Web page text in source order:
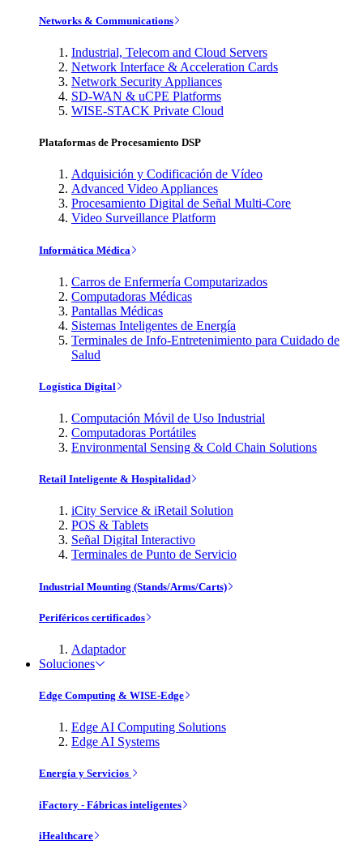
Networks & Communications
Industrial, Telecom and Cloud Servers
Network Interface & Acceleration Cards
Network Security Appliances
SD-WAN & uCPE Platforms
WISE-STACK Private Cloud
Plataformas de Procesamiento DSP
Adquisición y Codificación de Vídeo
Advanced Video Appliances
Procesamiento Digital de Señal Multi-Core
Video Surveillance Platform
Informática Médica
Carros de Enfermería Computarizados
Computadoras Médicas
Pantallas Médicas
Sistemas Inteligentes de Energía
Terminales de Info-Entretenimiento para Cuidado de
Salud
Logística Digital
Computación Móvil de Uso Industrial
Computadoras Portátiles
Environmental Sensing & Cold Chain Solutions
Retail Inteligente & Hospitalidad
iCity Service & iRetail Solution
POS & Tablets
Señal Digital Interactivo
Terminales de Punto de Servicio
Industrial Mounting (Stands/Arms/Carts)
Periféricos certificados
Adaptador
Soluciones
Edge Computing & WISE-Edge
Edge AI Computing Solutions
Edge AI Systems
Energía y Servicios
iFactory - Fábricas inteligentes
iHealthcare